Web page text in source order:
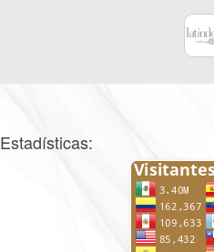
Estadísticas: